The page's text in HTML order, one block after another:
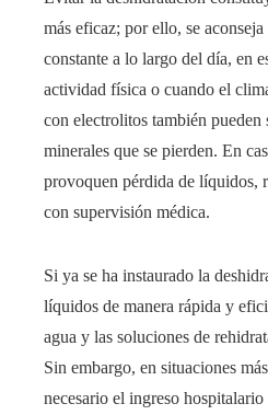
más eficaz; por ello, se
constante a lo largo del día, en
actividad física o cuando el
con electrolitos también pueden
minerales que se pierden. En
provoquen pérdida de líquidos,
con supervisión médica.
Si ya se ha instaurado la
líquidos de manera rápida y
agua y las soluciones de
Sin embargo, en situaciones
necesario el ingreso